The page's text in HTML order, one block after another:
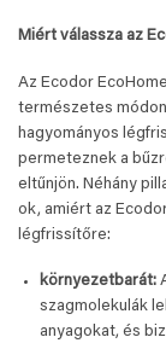
Miért válassza az
Az Ecodor
természetes
hagyományos
permeteznek a
eltűnjön. Néhány
ok, amiért az
légfrissítőre:
környezetbarát:
szagmolekulák
anyagokat, és